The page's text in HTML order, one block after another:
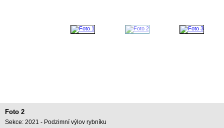
Foto 2
Sekce: 2021 - Podzimní výlov rybníku